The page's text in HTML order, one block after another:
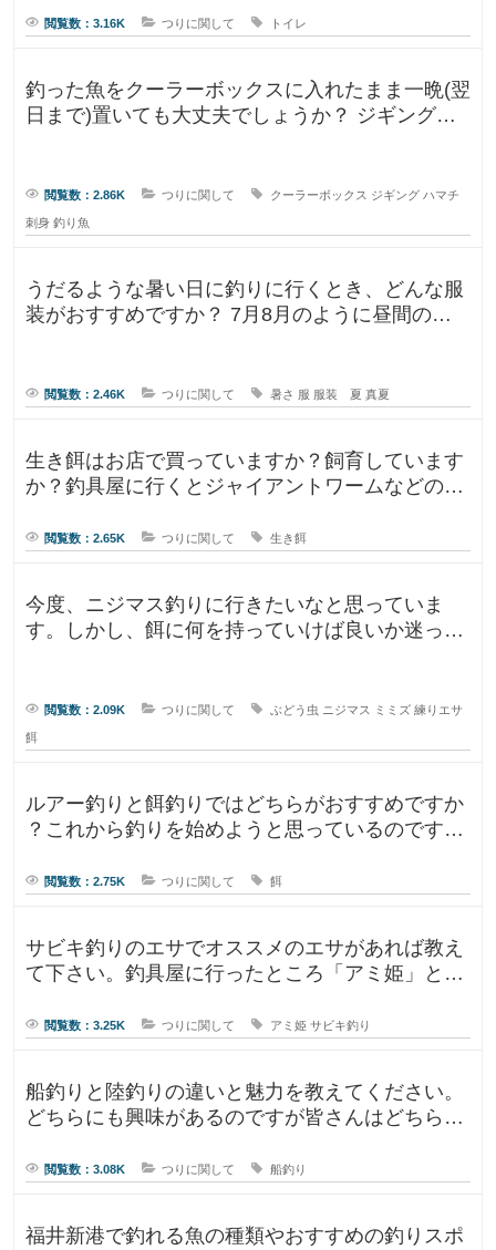
閲覧数：3.16K つりに関して トイレ
釣った魚をクーラーボックスに入れたまま一晩(翌
日まで)置いても大丈夫でしょうか？ ジギングに
閲覧数：2.86K つりに関して クーラーボックス ジギング ハマチ
刺身 釣り魚
うだるような暑い日に釣りに行くとき、どんな服
装がおすすめですか？ 7月8月のように昼間の気
閲覧数：2.46K つりに関して 暑さ 服 服装 夏 真夏
生き餌はお店で買っていますか？飼育しています
か？釣具屋に行くとジャイアントワームなどの生
閲覧数：2.65K つりに関して 生き餌
今度、ニジマス釣りに行きたいなと思っていま
す。しかし、餌に何を持っていけば良いか迷って
閲覧数：2.09K つりに関して ぶどう虫 ニジマス ミミズ 練りエサ
餌
ルアー釣りと餌釣りではどちらがおすすめですか
？これから釣りを始めようと思っているのです
閲覧数：2.75K つりに関して 餌
サビキ釣りのエサでオススメのエサがあれば教え
て下さい。釣具屋に行ったところ「アミ姫」とい
閲覧数：3.25K つりに関して アミ姫 サビキ釣り
船釣りと陸釣りの違いと魅力を教えてください。
どちらにも興味があるのですが皆さんはどちらが
閲覧数：3.08K つりに関して 船釣り
福井新港で釣れる魚の種類やおすすめの釣りスポ